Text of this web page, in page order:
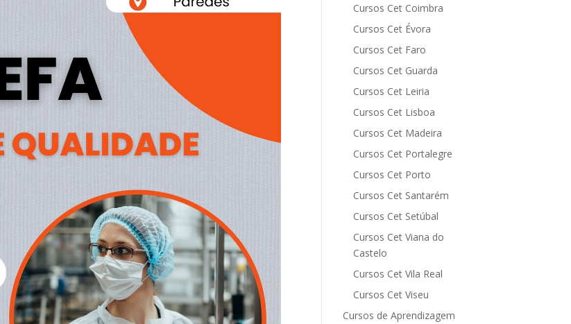
Cursos Cet Coimbra
Cursos Cet Évora
Cursos Cet Faro
Cursos Cet Guarda
Cursos Cet Leiria
Cursos Cet Lisboa
Cursos Cet Madeira
Cursos Cet Portalegre
Cursos Cet Porto
Cursos Cet Santarém
Cursos Cet Setúbal
Cursos Cet Viana do
Castelo
Cursos Cet Vila Real
Cursos Cet Viseu
Cursos de Aprendizagem